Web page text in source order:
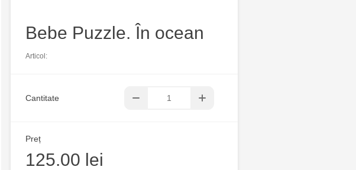
Bebe Puzzle. În ocean
Articol:
Cantitate
Preț
125.00 lei